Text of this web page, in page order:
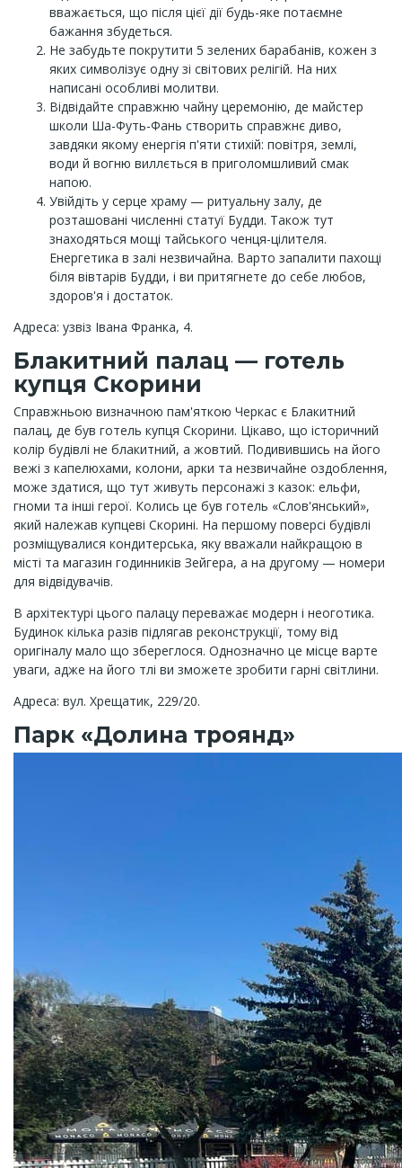
вважається, що після цієї дії будь-яке потаємне
бажання збудеться.
Не забудьте покрутити 5 зелених барабанів, кожен з
яких символізує одну зі світових релігій. На них
написані особливі молитви.
Відвідайте справжню чайну церемонію, де майстер
школи Ша-Футь-Фань створить справжнє диво,
завдяки якому енергія п'яти стихій: повітря, землі,
води й вогню виллється в приголомшливий смак
напою.
Увійдіть у серце храму — ритуальну залу, де
розташовані численні статуї Будди. Також тут
знаходяться мощі тайського ченця-цілителя.
Енергетика в залі незвичайна. Варто запалити пахощі
біля вівтарів Будди, і ви притягнете до себе любов,
здоров'я і достаток.
Адреса: узвіз Івана Франка, 4.
Блакитний палац — готель
купця Скорини
Справжньою визначною пам'яткою Черкас є Блакитний
палац, де був готель купця Скорини. Цікаво, що історичний
колір будівлі не блакитний, а жовтий. Подивившись на його
вежі з капелюхами, колони, арки та незвичайне оздоблення,
може здатися, що тут живуть персонажі з казок: ельфи,
гноми та інші герої. Колись це був готель «Слов'янський»,
який належав купцеві Скорині. На першому поверсі будівлі
розміщувалися кондитерська, яку вважали найкращою в
місті та магазин годинників Зейгера, а на другому — номери
для відвідувачів.
В архітектурі цього палацу переважає модерн і неоготика.
Будинок кілька разів підлягав реконструкції, тому від
оригіналу мало що збереглося. Однозначно це місце варте
уваги, адже на його тлі ви зможете зробити гарні світлини.
Адреса: вул. Хрещатик, 229/20.
Парк «Долина троянд»